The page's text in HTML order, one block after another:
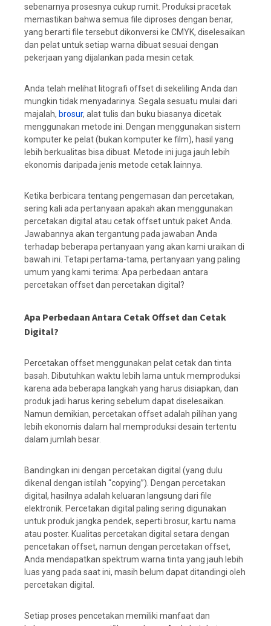
sebenarnya prosesnya cukup rumit. Produksi pracetak
memastikan bahwa semua file diproses dengan benar,
yang berarti file tersebut dikonversi ke CMYK, diselesaikan
dan pelat untuk setiap warna dibuat sesuai dengan
pekerjaan yang dijalankan pada mesin cetak.
Anda telah melihat litografi offset di sekeliling Anda dan
mungkin tidak menyadarinya. Segala sesuatu mulai dari
majalah, brosur, alat tulis dan buku biasanya dicetak
menggunakan metode ini. Dengan menggunakan sistem
komputer ke pelat (bukan komputer ke film), hasil yang
lebih berkualitas bisa dibuat. Metode ini juga jauh lebih
ekonomis daripada jenis metode cetak lainnya.
Ketika berbicara tentang pengemasan dan percetakan,
sering kali ada pertanyaan apakah akan menggunakan
percetakan digital atau cetak offset untuk paket Anda.
Jawabannya akan tergantung pada jawaban Anda
terhadap beberapa pertanyaan yang akan kami uraikan di
bawah ini. Tetapi pertama-tama, pertanyaan yang paling
umum yang kami terima: Apa perbedaan antara
percetakan offset dan percetakan digital?
Apa Perbedaan Antara Cetak Offset dan Cetak
Digital?
Percetakan offset menggunakan pelat cetak dan tinta
basah. Dibutuhkan waktu lebih lama untuk memproduksi
karena ada beberapa langkah yang harus disiapkan, dan
produk jadi harus kering sebelum dapat diselesaikan.
Namun demikian, percetakan offset adalah pilihan yang
lebih ekonomis dalam hal memproduksi desain tertentu
dalam jumlah besar.
Bandingkan ini dengan percetakan digital (yang dulu
dikenal dengan istilah “copying”). Dengan percetakan
digital, hasilnya adalah keluaran langsung dari file
elektronik. Percetakan digital paling sering digunakan
untuk produk jangka pendek, seperti brosur, kartu nama
atau poster. Kualitas percetakan digital setara dengan
pencetakan offset, namun dengan percetakan offset,
Anda mendapatkan spektrum warna tinta yang jauh lebih
luas yang pada saat ini, masih belum dapat ditandingi oleh
percetakan digital.
Setiap proses pencetakan memiliki manfaat dan